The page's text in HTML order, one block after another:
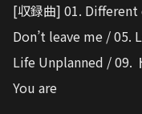
[収録曲] 01. Different
Don’t leave me / 05.
Life Unplanned / 09.
You are